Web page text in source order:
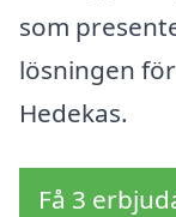
som
lösningen
Hedekas.
Få 3